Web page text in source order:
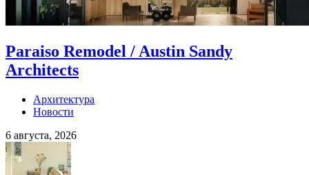
Paraiso Remodel / Austin Sandy
Architects
Архитектура
Новости
6 августа, 2026